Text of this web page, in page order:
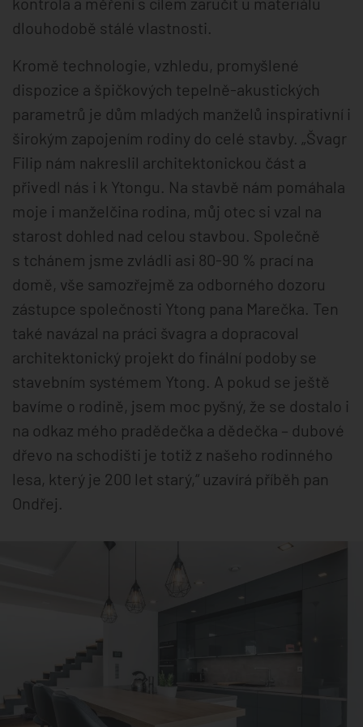
dlouhodobě stálé vlastnosti.
Kromě technologie, vzhledu, promyšlené
dispozice a špičkových tepelně-akustických
parametrů je dům mladých manželů inspirativní i
širokým zapojením rodiny do celé stavby. „Švagr
Filip nám nakreslil architektonickou část a
přivedl nás i k Ytongu. Na stavbě nám pomáhala
moje i manželčina rodina, můj otec si vzal na
starost dohled nad celou stavbou. Společně
s tchánem jsme zvládli asi 80-90 % prací na
domě, vše samozřejmě za odborného dozoru
zástupce společnosti Ytong pana Marečka. Ten
také navázal na práci švagra a dopracoval
architektonický projekt do finální podoby se
stavebním systémem Ytong. A pokud se ještě
bavíme o rodině, jsem moc pyšný, že se dostalo i
na odkaz mého pradědečka a dědečka – dubové
dřevo na schodišti je totiž z našeho rodinného
lesa, který je 200 let starý,“ uzavírá příběh pan
Ondřej.